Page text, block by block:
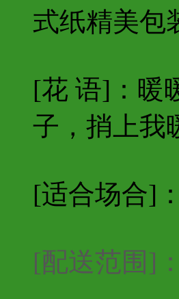
式纸精美包
[花 语]：暖
子，捎上我
[适合场合]
[配送范围]